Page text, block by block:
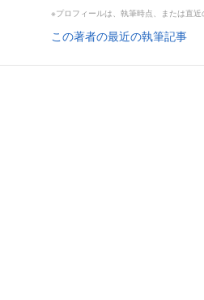
※プロフィールは、執筆時点、または直
この著者の最近の執筆記事